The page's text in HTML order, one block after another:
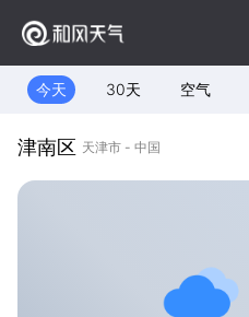
今天 30天 空气
津南区 天津市 - 中国